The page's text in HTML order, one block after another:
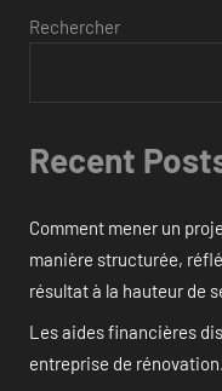
Rechercher
Recent
Comment mener un
manière structurée,
résultat à la hauteur de
Les aides financières
entreprise de rénovation.